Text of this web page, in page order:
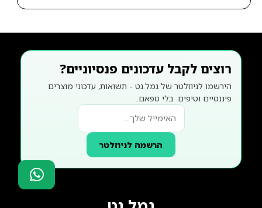
רוצים לקבל עדכונים פנסיוניים?
הירשמו לניוזלטר של גמל.נט - תשואות, עדכוני מוצרים
פיננסיים וטיפים. בלי ספאם.
הרשמה לניוזלטר